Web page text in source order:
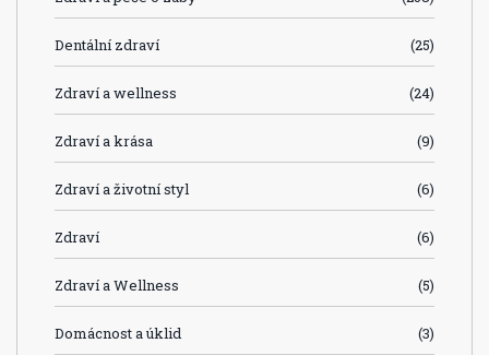
Dentální zdraví (25)
Zdraví a wellness (24)
Zdraví a krása (9)
Zdraví a životní styl (6)
Zdraví (6)
Zdraví a Wellness (5)
Domácnost a úklid (3)